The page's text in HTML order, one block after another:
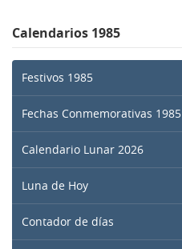
Calendarios 1985
Festivos 1985
Fechas Conmemorativas 1985
Calendario Lunar 2026
Luna de Hoy
Contador de días